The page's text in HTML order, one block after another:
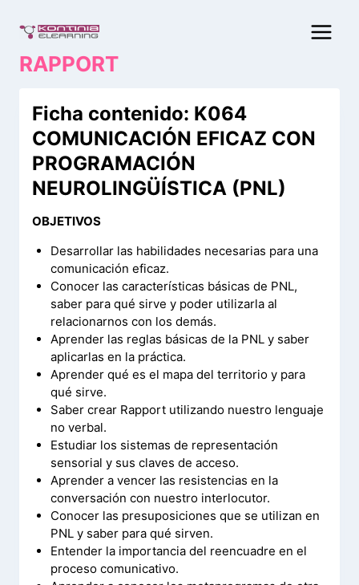
contenido
RAPPORT
Ficha contenido: K064
COMUNICACIÓN EFICAZ CON
PROGRAMACIÓN
NEUROLINGÜÍSTICA (PNL)
OBJETIVOS
Desarrollar las habilidades necesarias para una
comunicación eficaz.
Conocer las características básicas de PNL,
saber para qué sirve y poder utilizarla al
relacionarnos con los demás.
Aprender las reglas básicas de la PNL y saber
aplicarlas en la práctica.
Aprender qué es el mapa del territorio y para
qué sirve.
Saber crear Rapport utilizando nuestro lenguaje
no verbal.
Estudiar los sistemas de representación
sensorial y sus claves de acceso.
Aprender a vencer las resistencias en la
conversación con nuestro interlocutor.
Conocer las presuposiciones que se utilizan en
PNL y saber para qué sirven.
Entender la importancia del reencuadre en el
proceso comunicativo.